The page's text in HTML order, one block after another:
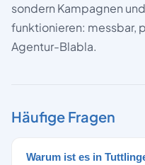
sondern Kampagnen
funktionieren: messbar,
Agentur-Blabla.
Häufige Fragen
Warum ist es in